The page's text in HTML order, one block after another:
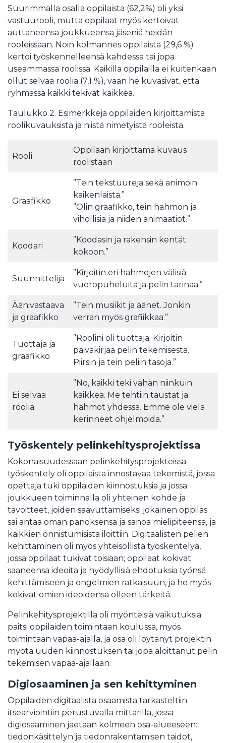
Suurimmalla osalla oppilaista (62,2%) oli yksi
vastuurooli, mutta oppilaat myös kertoivat
auttaneensa joukkueensa jäseniä heidän
rooleissaan. Noin kolmannes oppilaista (29,6 %)
kertoi työskennelleensä kahdessa tai jopa
useammassa roolissa. Kaikilla oppilailla ei kuitenkaan
ollut selvää roolia (7,1 %), vaan he kuvasivat, että
ryhmässä kaikki tekivät kaikkea.
Taulukko 2. Esimerkkejä oppilaiden kirjoittamista
roolikuvauksista ja niistä nimetyistä rooleista.
Rooli
Oppilaan kirjoittama kuvaus
roolistaan
Graafikko
”Tein tekstuureja sekä animoin
kaikenlaista.”
”Olin graafikko, tein hahmon ja
vihollisia ja niiden animaatiot.”
Koodari
”Koodasin ja rakensin kentät
kokoon.”
Suunnittelija
”Kirjoitin eri hahmojen välisiä
vuoropuheluita ja pelin tarinaa.”
Äänivastaava
ja graafikko
”Tein musiikit ja äänet. Jonkin
verran myös grafiikkaa.”
Tuottaja ja
graafikko
”Roolini oli tuottaja. Kirjoitin
päiväkirjaa pelin tekemisestä.
Piirsin ja tein peliin tasoja.”
Ei selvää
roolia
”No, kaikki teki vähän niinkuin
kaikkea. Me tehtiin taustat ja
hahmot yhdessä. Emme ole vielä
kerinneet ohjelmoida.”
Työskentely pelinkehitysprojektissa
Kokonaisuudessaan pelinkehitysprojekteissa
työskentely oli oppilaista innostavaa tekemistä, jossa
opettaja tuki oppilaiden kiinnostuksia ja jossa
joukkueen toiminnalla oli yhteinen kohde ja
tavoitteet, joiden saavuttamiseksi jokainen oppilas
sai antaa oman panoksensa ja sanoa mielipiteensä, ja
kaikkien onnistumisista iloittiin. Digitaalisten pelien
kehittäminen oli myös yhteisöllistä työskentelyä,
jossa oppilaat tukivat toisiaan; oppilaat kokivat
saaneensa ideoita ja hyödyllisiä ehdotuksia työnsä
kehittämiseen ja ongelmien ratkaisuun, ja he myös
kokivat omien ideoidensa olleen tärkeitä.
Pelinkehitysprojektilla oli myönteisiä vaikutuksia
paitsi oppilaiden toimintaan koulussa, myös
toimintaan vapaa-ajalla, ja osa oli löytänyt projektin
myötä uuden kiinnostuksen tai jopa aloittanut pelin
tekemisen vapaa-ajallaan.
Digiosaaminen ja sen kehittyminen
Oppilaiden digitaalista osaamista tarkasteltiin
itsearviointiin perustuvalla mittarilla, jossa
digiosaaminen jaetaan kolmeen osa-alueeseen:
tiedonkäsittelyn ja tiedonrakentamisen taidot,